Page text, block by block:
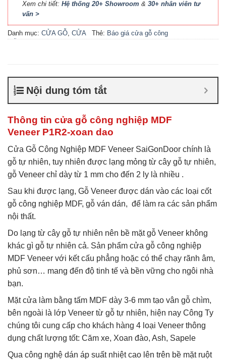
Xem chi tiết: Hệ thống 20+ Showroom & 30+ nhân viên tư
vấn >
Danh mục: CỬA GỖ, CỬA
Thẻ: Báo giá cửa gỗ công
Veneer
Veneer
là gì,Giá cửa gỗ công
Nội dung tóm tắt
Thông tin cửa gỗ công nghiệp MDF
Veneer P1R2-xoan dao
Cửa Gỗ Công Nghiệp MDF Veneer SaiGonDoor chính là
gỗ tự nhiên, tuy nhiên được lạng mỏng từ cây gỗ tự nhiên,
gỗ Veneer chỉ dày từ 1 mm cho đến 2 ly là nhiều .
Sau khi được lạng, Gỗ Veneer được dán vào các loại cốt
gỗ công nghiệp MDF, gỗ ván dán, để làm ra các sản phẩm
nội thất.
Do lạng từ cây gỗ tự nhiên nên bề mặt gỗ Veneer không
khác gì gỗ tự nhiên cả. Sản phẩm cửa gỗ công nghiệp
MDF Veneer với kết cấu phẳng hoặc có thể chạy rãnh âm,
phủ sơn… mang đến độ tinh tế và bền vững cho ngôi nhà
bạn.
Mặt cửa làm bằng tấm MDF dày 3-6 mm tạo vân gỗ chìm,
bên ngoài là lớp Veneer từ gỗ tự nhiên, hiện nay Công Ty
chúng tôi cung cấp cho khách hàng 4 loại Veneer thông
dụng chất lượng tốt: Căm xe, Xoan đào, Ash, Sapele
Qua công nghệ dán áp suất nhiệt cao lên trên bề mặt ruột